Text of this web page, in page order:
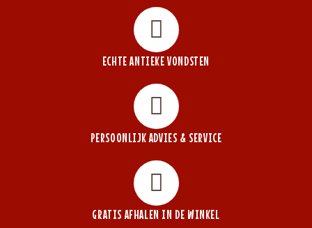
ECHTE ANTIEKE VONDSTEN
PERSOONLIJK ADVIES & SERVICE
GRATIS AFHALEN IN DE WINKEL